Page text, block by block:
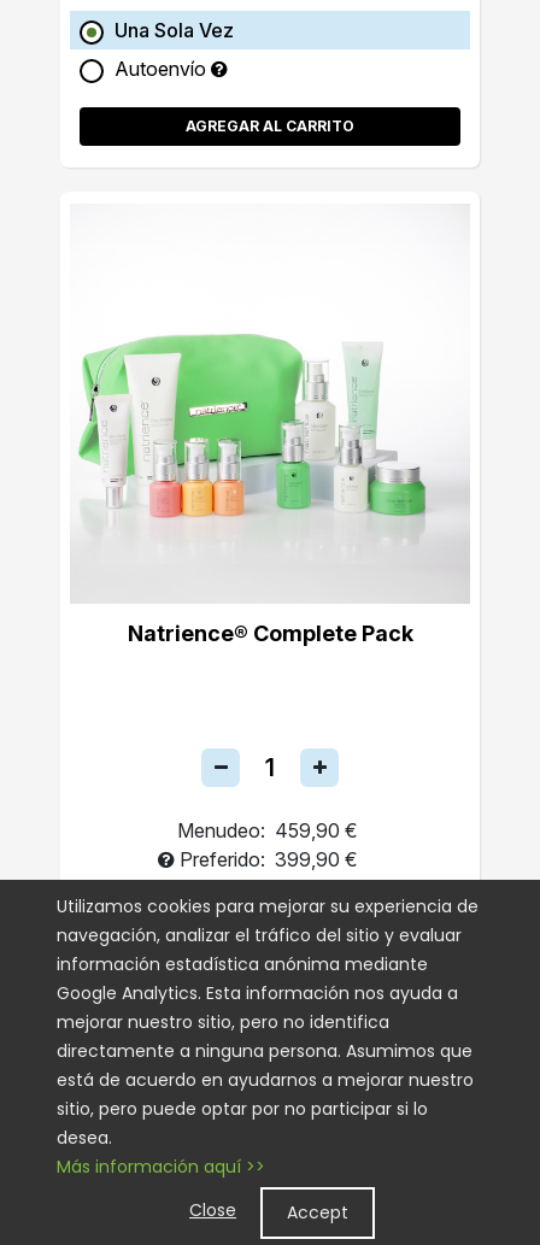
Una Sola Vez
Autoenvío
AGREGAR AL CARRITO
Natrience® Complete Pack
Menudeo: 459,90 €
Preferido: 399,90 €
Una Sola Vez
Autoenvío
AGREGAR AL CARRITO
Utilizamos cookies para mejorar su experiencia de
navegación, analizar el tráfico del sitio y evaluar
información estadística anónima mediante
Google Analytics. Esta información nos ayuda a
mejorar nuestro sitio, pero no identifica
directamente a ninguna persona. Asumimos que
está de acuerdo en ayudarnos a mejorar nuestro
sitio, pero puede optar por no participar si lo
desea.
Más información aquí >>
Close
Accept